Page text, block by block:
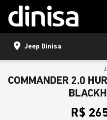
Jeep Dinisa
COMMANDER 2.0
R$